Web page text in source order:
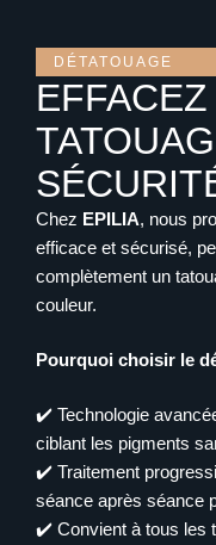
DÉTATOUAGE
Chez EPILIA, nous
efficace et sécurisé,
complètement un
couleur.
Pourquoi choisir le
✔️ Technologie
ciblant les pigments
✔️ Traitement
séance après séance
✔️ Convient à tous les